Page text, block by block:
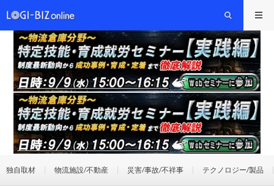
独自取材 物流施設/不動産 災害/事故/不祥事 テクノロジー/製品